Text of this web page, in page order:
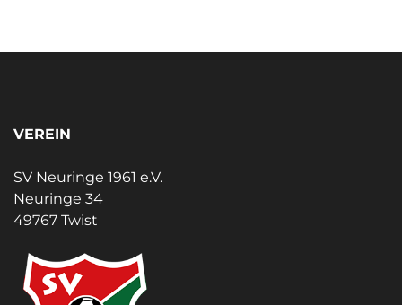
VEREIN
SV Neuringe 1961 e.V.
Neuringe 34
49767 Twist